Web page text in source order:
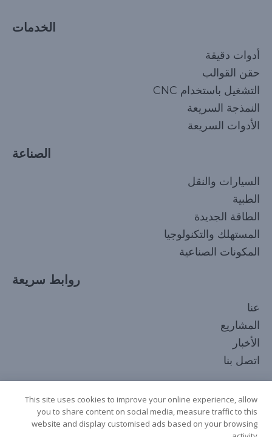
الخدمات
أدوات دقيقة
حقن القوالب
التشغيل باستخدام CNC
النمذجة السريعة
الأدوات السريعة
الصناعة
السيارات والنقل
الطبية
الطاقة الجديدة
المستهلك والتكنولوجيا
المكونات الصناعية
روابط سريعة
عنا
المشاريع
الأخبار
اتصل بنا
German
Russian
This site uses cookies to improve your online experience, allow
you to share content on social media, measure traffic to this
website and display customised ads based on your browsing